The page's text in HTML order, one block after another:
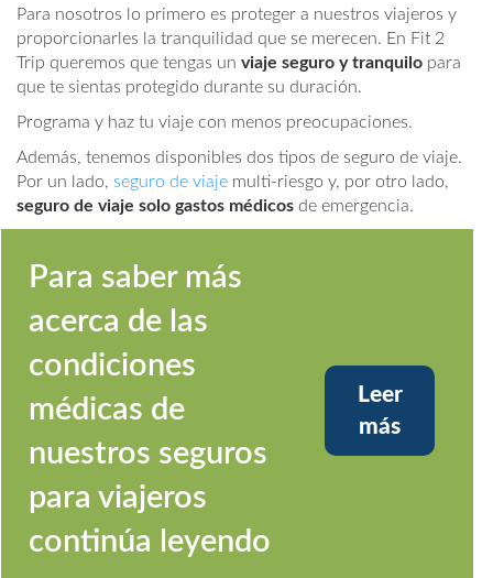
Para nosotros lo primero es proteger a nuestros viajeros y
proporcionarles la tranquilidad que se merecen. En Fit 2
Trip queremos que tengas un viaje seguro y tranquilo para
que te sientas protegido durante su duración.
Programa y haz tu viaje con menos preocupaciones.
Además, tenemos disponibles dos tipos de seguro de viaje.
Por un lado, seguro de viaje multi-riesgo y, por otro lado,
seguro de viaje solo gastos médicos de emergencia.
Para saber más
acerca de las
condiciones
médicas de
nuestros seguros
para viajeros
continúa leyendo
Leer
más